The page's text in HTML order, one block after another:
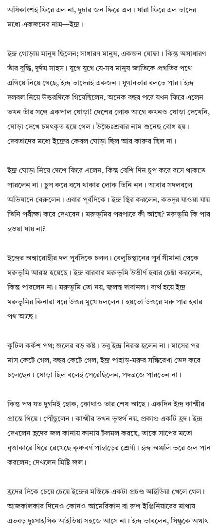
অধিকাংশই ফিরে এল না, দুচার জন ফিরে এল। যারা ফিরে এল তাদের
মধ্যে একজনের নাম—ইন্দ্র।
ইন্দ্র গোড়ায় মানুষ ছিলেন; সাধারণ মানুষ, একজন যোদ্ধা। কিন্তু অসাধারণ
তাঁর বুদ্ধি, দুর্দম সাহস। যুগে যুগে যে-সব মানুষ জাতিকে প্রগতির পথে
এগিয়ে নিয়ে গেছে, ইন্দ্র তাদেরই একজন। যুগাবতার বলতে পার। ইন্দ্র
দলবল নিয়ে উত্তরদিকে গিয়েছিলেন, অনেক বছর পরে যখন ফিরে এলেন
তখন তাঁর সঙ্গে একপাল ঘোড়া! দেশের লোক আগে কখনও ঘোড়া দেখেনি,
ঘোড়া দেখে চমৎকৃত হয়ে গেল। উচ্চৈঃশ্রবার নাম শুনেছ বোধ হয়।
দেবতাদের মধ্যে ইন্দ্রের কেবল ঘোড়া ছিল আর কারুর ছিল না।
ইন্দ্র ঘোড়া নিয়ে দেশে ফিরে এলেন, কিন্তু বেশি দিন চুপ করে বসে থাকতে
পারলেন না। চুপ করে বসে থাকার লোক তিনি নন। আবার সদলবলে
অভিযানে বেরুলেন। এবার পূর্বদিকে। ইন্দ্র স্থির করলেন, কতদূর যাওয়া যায়
তিনি পরীক্ষা করে দেখবেন। মরুভূমির পরপারে কী আছে? মরুভূমি কি পার
হওয়া যায় না?
ইন্দ্রের অশ্বারোহীর দল পূর্বদিকে চলল। বেলুচিস্থানের পূর্ব সীমানা থেকে
মরুভূমি আরম্ভ হয়েছে। ইন্দ্র বারবার মরুভূমি উত্তীর্ণ হবার চেষ্টা করলেন,
কিন্তু পারলেন না। মরুভূমি তো নয়, জ্বলন্ত দাবানল। ব্যর্থ হয়ে ইন্দ্র
মরুভূমির কিনারা ধরে উত্তর মুখে চললেন। হয়তো উত্তরে মরু পার হবার
পথ আছে।
কুটিল কর্কশ পথ; জলের বড় কষ্ট। তবু ইন্দ্র নিরস্ত হলেন না। মাসের পর
মাস কেটে গেল, বছর কেটে গেল, ইন্দ্র পাহাড়-মরুর সন্ধিরেখা ভেদ করে
চলেছেন। ঘোড়া ছিল বলেই পেরেছিলেন, পদব্রজে পারতেন না।
কিন্তু পথ যত দুর্গমই হোক, কোথাও তার শেষ আছে। একদিন ইন্দ্র কাশ্মীর
প্রান্তে গিয়ে। পৌঁছুলেন। কাশ্মীর তখন ভূস্বর্গ নয়, প্রকাণ্ড একটি হ্রদ। ইন্দ্র
দেখলেন হ্রদের জল কানায় কানায় টলমল করছে, তাকে সাপের মতো
বৃত্তাকারে ঘিরে রেখেছে কৃষ্ণবর্ণ পাহাড়ের শ্রেণী। ইন্দ্র অঞ্জলি ভরে জল পান
করলেন; দেখলেন মিষ্টি জল।
হ্রদের দিকে চেয়ে চেয়ে ইন্দ্রের মস্তিষ্কে একটা প্রচণ্ড আইডিয়া খেলে গেল।
আজকালকার দিনেও কোনও আমেরিকান বা রুশ ইঞ্জিনিয়ারের মাথায়
এতবড় দুঃসাহসিক আইডিয়া সহজে আসে না। ইন্দ্র ভাবলেন, সিন্ধুকে অথাৎ